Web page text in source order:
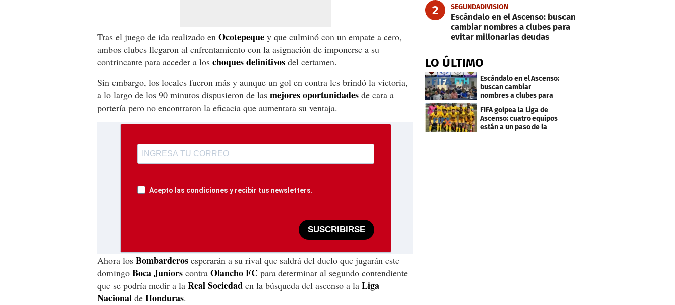
Tras el juego de ida realizado en Ocotepeque y que culminó con un empate a cero,
ambos clubes llegaron al enfrentamiento con la asignación de imponerse a su
contrincante para acceder a los choques definitivos del certamen.
Sin embargo, los locales fueron más y aunque un gol en contra les brindó la victoria,
a lo largo de los 90 minutos dispusieron de las mejores oportunidades de cara a
portería pero no encontraron la eficacia que aumentara su ventaja.
Acepto las condiciones y recibir tus newsletters.
SUSCRIBIRSE
Ahora los Bombarderos esperarán a su rival que saldrá del duelo que jugarán este
domingo Boca Juniors contra Olancho FC para determinar al segundo contendiente
que se podría medir a la Real Sociedad en la búsqueda del ascenso a la Liga
Nacional de Honduras.
2 SEGUNDADIVISION
Escándalo en el Ascenso: buscan
cambiar nombres a clubes para
evitar millonarias deudas
LO ÚLTIMO
Escándalo en el Ascenso:
buscan cambiar
nombres a clubes para
evitar millonarias
deudas
FIFA golpea la Liga de
Ascenso: cuatro equipos
están a un paso de la